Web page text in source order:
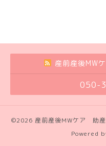
産前産後MW
050-
©2026 産前産後MWケア 助
Powered